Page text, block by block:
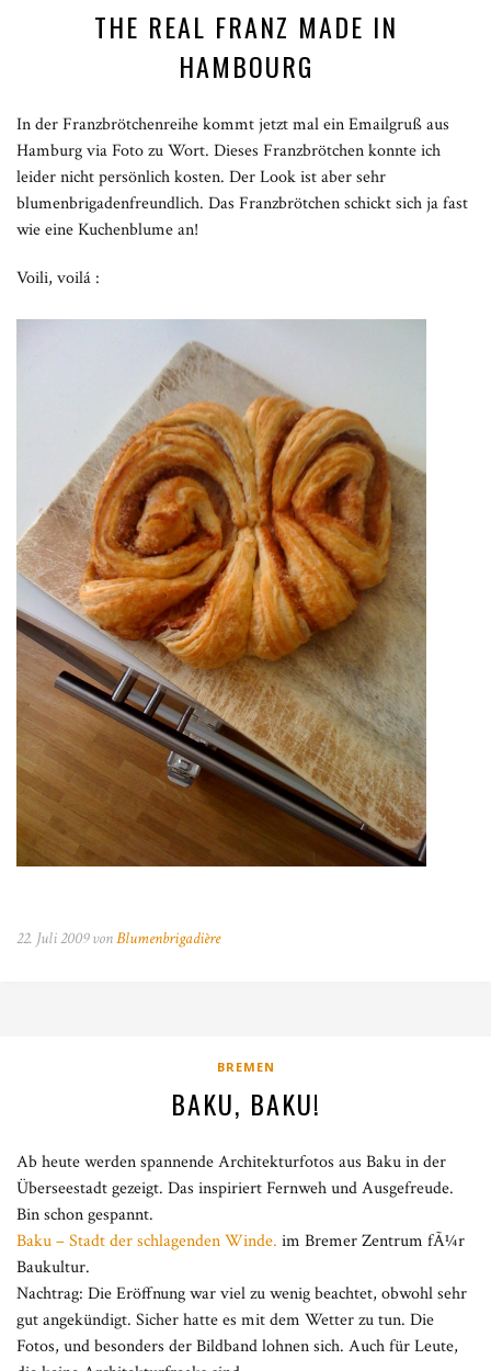
THE REAL FRANZ MADE IN
HAMBOURG
In der Franzbrötchenreihe kommt jetzt mal ein Emailgruß aus
Hamburg via Foto zu Wort. Dieses Franzbrötchen konnte ich
leider nicht persönlich kosten. Der Look ist aber sehr
blumenbrigadenfreundlich. Das Franzbrötchen schickt sich ja fast
wie eine Kuchenblume an!
Voili, voilá :
22. Juli 2009 vonBlumenbrigadière
BREMEN
BAKU, BAKU!
Ab heute werden spannende Architekturfotos aus Baku in der
Überseestadt gezeigt. Das inspiriert Fernweh und Ausgefreude.
Bin schon gespannt.
Baku – Stadt der schlagenden Winde. im Bremer Zentrum fÃ¼r
Baukultur.
Nachtrag: Die Eröffnung war viel zu wenig beachtet, obwohl sehr
gut angekündigt. Sicher hatte es mit dem Wetter zu tun. Die
Fotos, und besonders der Bildband lohnen sich. Auch für Leute,